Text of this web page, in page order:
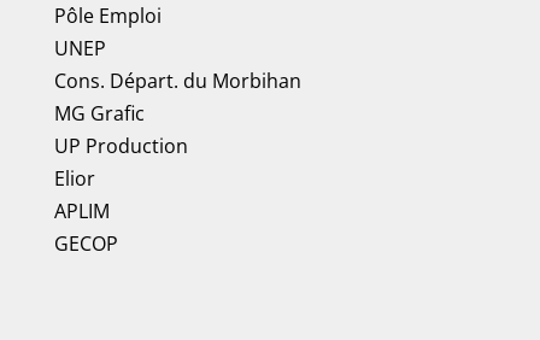
Pôle Emploi
UNEP
Cons. Départ. du Morbihan
MG Grafic
UP Production
Elior
APLIM
GECOP